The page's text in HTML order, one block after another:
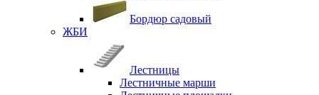
Бордюр садовый
ЖБИ
Лестницы
Лестничные марши